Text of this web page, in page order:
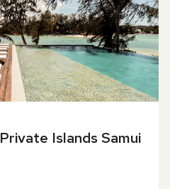
Islands Samui